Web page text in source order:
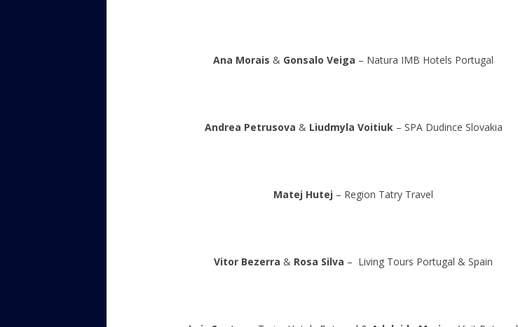
Ana Morais & Gonsalo Veiga – Natura IMB Hotels Portugal
Andrea Petrusova & Liudmyla Voitiuk– SPA Dudince Slovakia
Matej Hutej – Region Tatry Travel
Vitor Bezerra & Rosa Silva – Living Tours Portugal & Spain